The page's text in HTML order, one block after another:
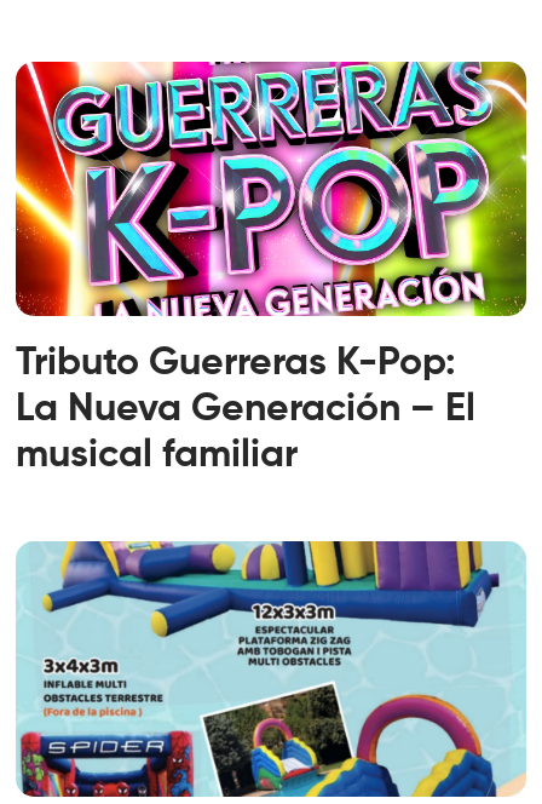
Tributo Guerreras K-Pop:
La Nueva Generación – El
musical familiar